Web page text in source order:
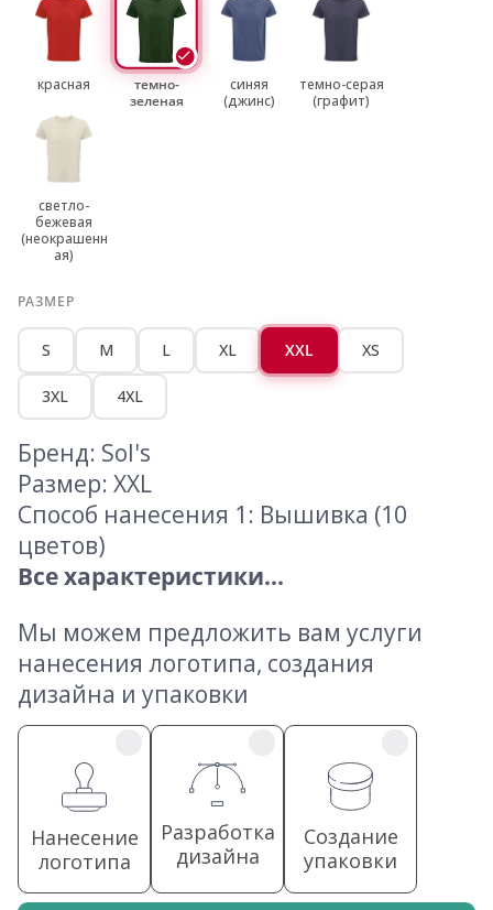
красная
темно-
зеленая
синяя
(джинс)
темно-серая
(графит)
светло-
бежевая
(неокрашенн
ая)
РАЗМЕР
S M L XL XXL XS
3XL 4XL
Бренд: Sol's
Размер: XXL
Способ нанесения 1: Вышивка (10
цветов)
Все характеристики...
Мы можем предложить вам услуги
нанесения логотипа, создания
дизайна и упаковки
Нанесение
логотипа
Разработка
дизайна
Создание
упаковки